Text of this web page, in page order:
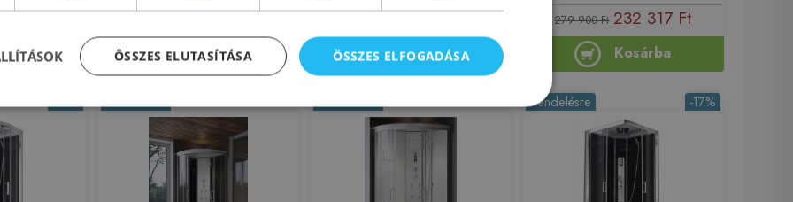
867 Ft 257 217 Ft
Kosárba
248 917 Ft
Kosárba
279 900 Ft 232 317 Ft
Kosárba
-17% Rendelésre Rendelésre -17%
Rendelésre
ÖSSZES ELFOGADÁSA
ÖSSZES ELUTASÍTÁSA